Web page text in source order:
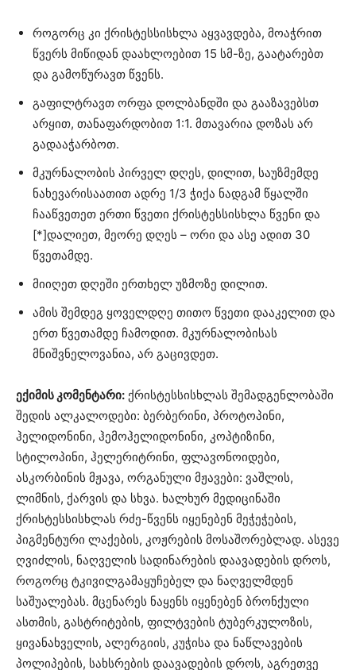
როგორც კი ქრისტესსისხლა აყვავდება, მოაჭრით
წვერს მიწიდან დაახლოებით 15 სმ-ზე, გაატარებთ
და გამოწურავთ წვენს.
გაფილტრავთ ორფა დოლბანდში და გააზავებსთ
არყით, თანაფარდობით 1:1. მთავარია დოზას არ
გადააჭარბოთ.
მკურნალობის პირველ დღეს, დილით, საუზმემდე
ნახევარისაათით ადრე 1/3 ჭიქა ნადგამ წყალში
ჩააწვეთეთ ერთი წვეთი ქრისტესსისხლა წვენი და
[*]დალიეთ, მეორე დღეს – ორი და ასე ადით 30
წვეთამდე.
მიიღეთ დღეში ერთხელ უზმოზე დილით.
ამის შემდეგ ყოველდღე თითო წვეთი დააკელით და
ერთ წვეთამდე ჩამოდით. მკურნალობისას
მნიშვნელოვანია, არ გაცივდეთ.
ექიმის კომენტარი: ქრისტესსისხლას შემადგენლობაში
შედის ალკალოდები: ბერბერინი, პროტოპინი,
ჰელიდონინი, ჰემოჰელიდონინი, კოპტიზინი,
სტილოპინი, ჰელერიტრინი, ფლავონოიდები,
ასკორბინის მჟავა, ორგანული მჟავები: ვაშლის,
ლიმნის, ქარვის და სხვა. ხალხურ მედიცინაში
ქრისტესსისხლას რძე-წვენს იყენებენ მეჭეჭების,
პიგმენტური ლაქების, კოჟრების მოსაშორებლად. ასევე
ღვიძლის, ნაღველის სადინარების დაავადების დროს,
როგორც ტკივილგამაყუჩებელ და ნაღველმდენ
საშუალებას. მცენარეს ნაყენს იყენებენ ბრონქული
ასთმის, გასტრიტების, ფილტვების ტუბერკულოზის,
ყივანახველის, ალერგიის, კუჭისა და ნაწლავების
პოლიპების, სახსრების დაავადების დროს, აგრეთვე